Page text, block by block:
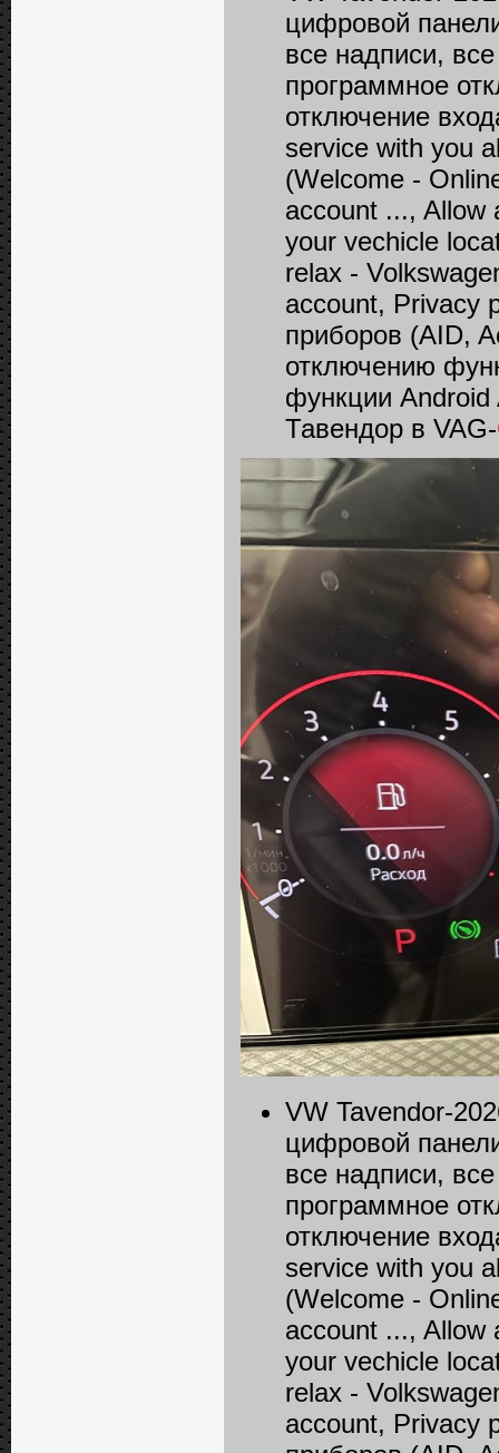
цифровой
все надписи,
программное
отключение
service with you
(Welcome -
account ..., Allow
your vechicle
relax -
account, Privacy
приборов (AID,
отключению
функции Android
Тавендор в VAG-
VW Tavendor-
цифровой
все надписи,
программное
отключение
service with you
(Welcome -
account ..., Allow
your vechicle
relax -
account, Privacy